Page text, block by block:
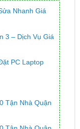
Nhanh Giá
3 – Dịch Vụ Giá
PC Laptop
Tận Nhà Quận